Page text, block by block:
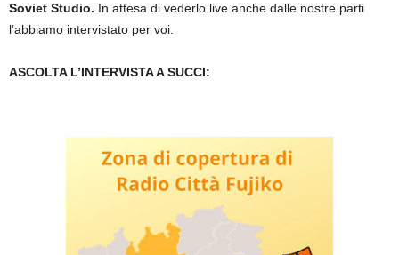
Soviet Studio. In attesa di vederlo live anche dalle nostre parti
l’abbiamo intervistato per voi.
ASCOLTA L’INTERVISTA A SUCCI: